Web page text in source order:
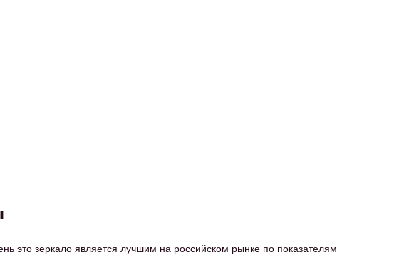
это зеркало является лучшим на российском рынке по показателям